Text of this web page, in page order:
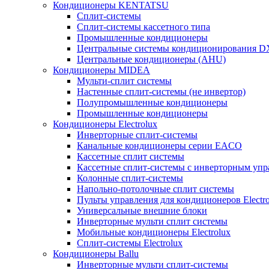
Кондиционеры KENTATSU
Сплит-системы
Сплит-системы кассетного типа
Промышленные кондиционеры
Центральные системы кондиционирования
Центральные кондиционеры (AHU)
Кондиционеры MIDEA
Мульти-сплит системы
Настенные сплит-системы (не инвертор)
Полупромышленные кондиционеры
Промышленные кондиционеры
Кондиционеры Electrolux
Инверторные сплит-системы
Канальные кондиционеры серии EACO
Кассетные сплит системы
Кассетные сплит-системы с инверторным
Колонные сплит-системы
Напольно-потолочные сплит системы
Пульты управления для кондиционеров
Универсальные внешние блоки
Инверторные мульти сплит системы
Мобильные кондиционеры Electrolux
Сплит-системы Electrolux
Кондиционеры Ballu
Инверторные мульти сплит-системы